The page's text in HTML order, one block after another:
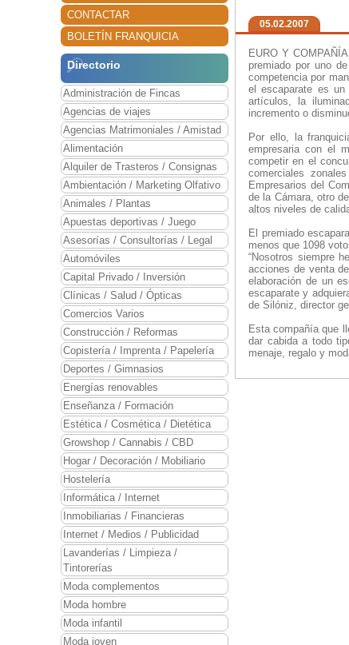
CONTACTAR
BOLETÍN FRANQUICIA
Directorio
Administración de Fincas
Agencias de viajes
Agencias Matrimoniales / Amistad
Alimentación
Alquiler de Trasteros / Consignas
Ambientación / Marketing Olfativo
Animales / Plantas
Apuestas deportivas / Juego
Asesorías / Consultorías / Legal
Automóviles
Capital Privado / Inversión
Clínicas / Salud / Ópticas
Comercios Varios
Construcción / Reformas
Copistería / Imprenta / Papelería
Deportes / Gimnasios
Energías renovables
Enseñanza / Formación
Estética / Cosmética / Dietética
Growshop / Cannabis / CBD
Hogar / Decoración / Mobiliario
Hostelería
Informática / Internet
Inmobiliarias / Financieras
Internet / Medios / Publicidad
Lavanderías / Limpieza /
Tintorerías
Moda complementos
Moda hombre
Moda infantil
Moda joven
05.02.2007
EURO Y
premiado por uno
competencia por
el escaparate es
artículos, la
incremento o
Por ello, la
empresaria con el
competir en el
comerciales
Empresarios del
de la Cámara, otro
altos niveles de
El premiado
menos que 1098
“Nosotros siempre
acciones de venta
elaboración de un
escaparate y
de Silóniz, director
Esta compañía que
dar cabida a todo
menaje, regalo y